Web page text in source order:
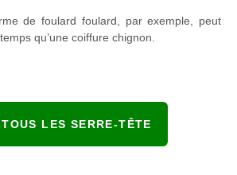
de foulard foulard, par exemple, peut
qu’une coiffure chignon.
LES SERRE-TÊTE